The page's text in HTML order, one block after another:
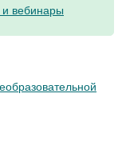
и вебинары